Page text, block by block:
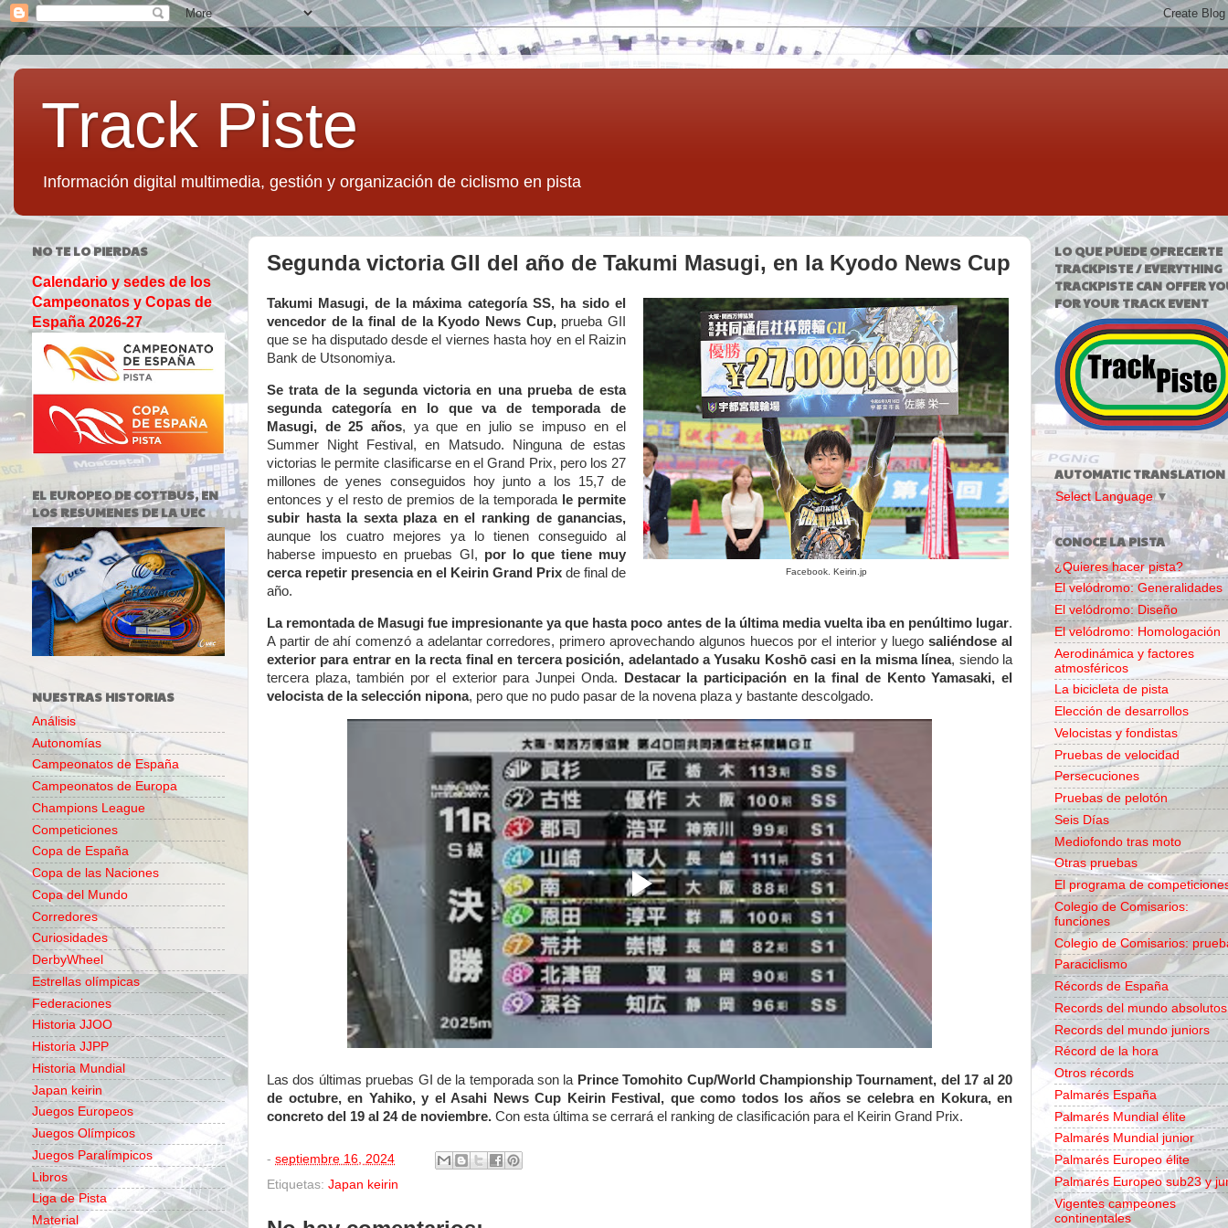
Track Piste
Información digital multimedia, gestión y organización de ciclismo en pista
Segunda victoria GII del año de Takumi Masugi, en la Kyodo News Cup
Facebook. Keirin.jp
Takumi Masugi, de la máxima categoría SS, ha sido el
vencedor de la final de la Kyodo News Cup,prueba GII
que se ha disputado desde el viernes hasta hoy en el Raizin
Bank de Utsonomiya.
Se trata de la segunda victoria en una prueba de esta
segunda categoría en lo que va de temporada de
Masugi, de 25 años, ya que en julio se impuso en el
Summer Night Festival, en Matsudo. Ninguna de estas
victorias le permite clasificarse en el Grand Prix, pero los 27
millones de yenes conseguidos hoy junto a los 15,7 de
entonces y el resto de premios de la temporada le permite
subir hasta la sexta plaza en el ranking de ganancias,
aunque los cuatro mejores ya lo tienen conseguido al
haberse impuesto en pruebas GI, por lo que tiene muy
cerca repetir presencia en el Keirin Grand Prix de final de
año.
La remontada de Masugi fue impresionante ya que hasta poco antes de la última media vuelta iba en penúltimo lugar.
A partir de ahí comenzó a adelantar corredores, primero aprovechando algunos huecos por el interior y luegosaliéndose al
exterior para entrar en la recta final en tercera posición, adelantado a Yusaku Koshō casi en la misma línea, siendo la
tercera plaza, también por el exterior para Junpei Onda.
Destacar la participación en la final de Kento Yamasaki, el
velocista de la selección nipona, pero que no pudo pasar de la novena plaza y bastante descolgado.
Las dos últimas pruebas GI de la temporada son la Prince Tomohito Cup/World Championship Tournament, del 17 al 20
de octubre, en Yahiko, y el Asahi News Cup Keirin Festival, que como todos los años se celebra en Kokura, en
concreto del 19 al 24 de noviembre. Con esta última se cerrará el ranking de clasificación para el Keirin Grand Prix.
- septiembre 16, 2024
Etiquetas: Japan keirin
NO TE LO PIERDAS
Calendario y sedes de los
Campeonatos y Copas de
España 2026-27
EL EUROPEO DE COTTBUS, EN
LOS RESUMENES DE LA UEC
NUESTRAS HISTORIAS
Análisis
Autonomías
Campeonatos de España
Campeonatos de Europa
Champions League
Competiciones
Copa de España
Copa de las Naciones
Copa del Mundo
Corredores
Curiosidades
DerbyWheel
Estrellas olímpicas
Federaciones
Historia JJOO
Historia JJPP
Historia Mundial
Japan keirin
Juegos Europeos
Juegos Olímpicos
Juegos Paralímpicos
Libros
Liga de Pista
Material
LO QUE PUEDE OFRECERTE
TRACKPISTE / EVERYTHING
TRACKPISTE CAN OFFER
FOR YOUR TRACK EVENT
AUTOMATIC TRANSLATION
Select Language ▼
CONOCE LA PISTA
¿Quieres hacer pista?
El velódromo: Generalidades
El velódromo: Diseño
El velódromo: Homologación
Aerodinámica y factores
atmosféricos
La bicicleta de pista
Elección de desarrollos
Velocistas y fondistas
Pruebas de velocidad
Persecuciones
Pruebas de pelotón
Seis Días
Mediofondo tras moto
Otras pruebas
El programa de
Colegio de Comisarios:
funciones
Colegio de Comisarios:
Paraciclismo
Récords de España
Records del mundo absolutos
Records del mundo juniors
Récord de la hora
Otros récords
Palmarés España
Palmarés Mundial élite
Palmarés Mundial junior
Palmarés Europeo élite
Palmarés Europeo sub23 y
Vigentes campeones
continentales